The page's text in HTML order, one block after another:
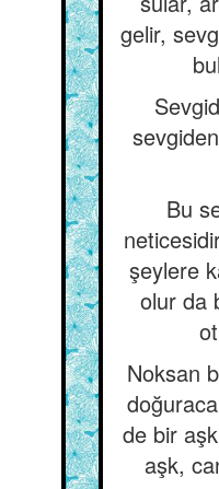
gelir,
Bu
şeylere
olur da
Noksan
de bir
aşk,